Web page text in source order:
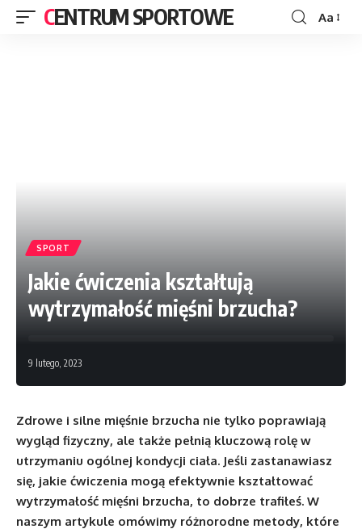
CENTRUM SPORTOWE Aa
SPORT
Jakie ćwiczenia kształtują
wytrzymałość mięśni brzucha?
9 lutego, 2023
Zdrowe i silne mięśnie brzucha nie tylko poprawiają
wygląd fizyczny, ale także pełnią kluczową rolę w
utrzymaniu ogólnej kondycji ciała. Jeśli zastanawiasz
się, jakie ćwiczenia mogą efektywnie kształtować
wytrzymałość mięśni brzucha, to dobrze trafiłeś. W
naszym artykule omówimy różnorodne metody, które